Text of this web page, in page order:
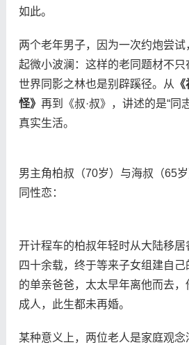
如此。
两个老年男子，因为一次约炮尝
起微小波澜：这样的老同题材不
世界同影之林也是别辟蹊径。从
怪》 再到《叔·叔》，讲述的是“同
真实生活。
男主角柏叔（70岁）与海叔（65
同性恋：
开计程车的柏叔年轻时从大陆移
四十余载，终于等来子女组建自
的单亲爸爸，太太早年离他而去
成人，此生都未再婚。
某种意义上，两位老人是家庭观